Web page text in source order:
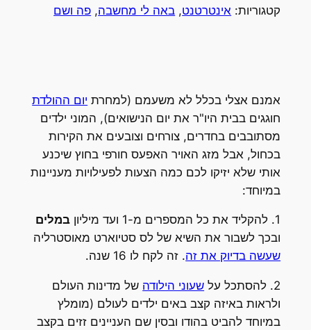
קטגוריות: אינטרטנט, באה לי מחשבה, פה ושם
אמנם אצלי בכלל לא משעמם (למחרת יום ההולדת
חוגגים בבית היו"ר את יום הנישואים), המוני ילדים
מסתובבים בחדרים, צורחים וצובעים את הקירות
בכחול, אבל מזג האויר האפעס חורפי בחוץ שיכנע
אותי שלא יזיקו לכם כמה הצעות לפעילויות מעניינות
במיוחד:
1. להקליד את כל המספרים מ-1 ועד מיליון
במלים
ובכך לשבור את השיא של לס סטיוארט מאוסטרליה
שעשה בדיוק את זה. זה לקח לו 16 שנה.
2. להסתכל על שעוני הילודה של מדינות העולם
ולראות באיזה קצב באים ילדים לעולם (מומלץ
במיוחד להביט בהודו ובסין שם העניינים זזים בקצב